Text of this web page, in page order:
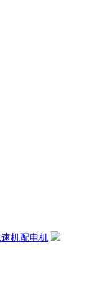
机配电机